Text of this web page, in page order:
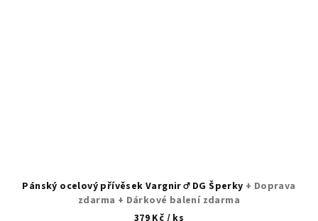
Pánský ocelový přívěsek Vargnir ♂️ DG Šperky + Doprava
zdarma + Dárkové balení zdarma